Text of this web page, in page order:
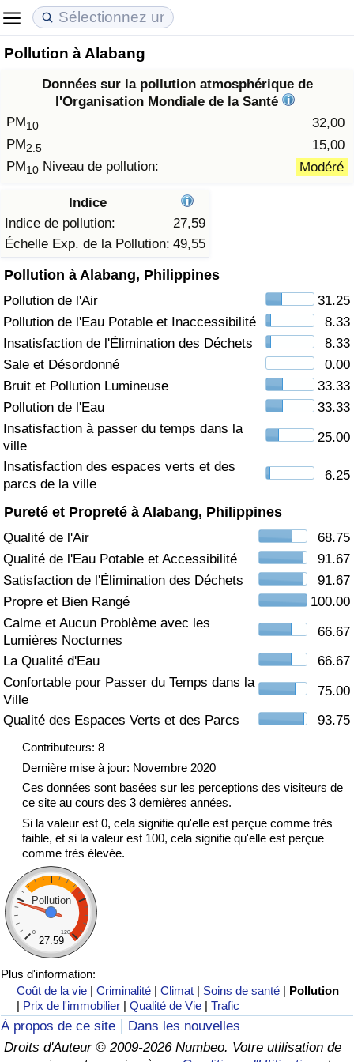
Pollution à Alabang
Données sur la pollution atmosphérique de
l'Organisation Mondiale de la Santé
PM10
32,00
PM2.5
15,00
PM10 Niveau de pollution: Modéré
Indice
Indice de pollution:
27,59
Échelle Exp. de la Pollution: 49,55
Pollution à Alabang, Philippines
Pollution de l'Air
31.25
Pollution de l'Eau Potable et Inaccessibilité
8.33
Insatisfaction de l'Élimination des Déchets
8.33
Sale et Désordonné
0.00
Bruit et Pollution Lumineuse
33.33
Pollution de l'Eau
33.33
Insatisfaction à passer du temps dans la
ville
25.00
Insatisfaction des espaces verts et des
parcs de la ville
6.25
Pureté et Propreté à Alabang, Philippines
Qualité de l'Air
68.75
Qualité de l'Eau Potable et Accessibilité
91.67
Satisfaction de l'Élimination des Déchets
91.67
Propre et Bien Rangé
100.00
Calme et Aucun Problème avec les
Lumières Nocturnes
66.67
La Qualité d'Eau
66.67
Confortable pour Passer du Temps dans la
Ville
75.00
Qualité des Espaces Verts et des Parcs
93.75
Contributeurs: 8
Dernière mise à jour: Novembre 2020
Ces données sont basées sur les perceptions des visiteurs de
ce site au cours des 3 dernières années.
Si la valeur est 0, cela signifie qu'elle est perçue comme très
faible, et si la valeur est 100, cela signifie qu'elle est perçue
comme très élevée.
Pollution
0 120
27.59
Plus d'information:
Coût de la vie |Criminalité |Climat | Soins de santé | Pollution
| Prix de l'immobilier |Qualité de Vie |Trafic
À propos de ce site
Dans les nouvelles
Droits d'Auteur © 2009-2026 Numbeo. Votre utilisation de
Coût de la vie
Indice du Coût de la Vie (Actuel)
Indice du Coût de la Vie
à Akaba
Prix de l'immobilier
Indice des Prix de l'immobilier (Actuel)
Indice des Prix de l'immobilier
Qualité de Vie
Indice de Qualité de Vie
Indice de Qualité de Vie (Actuel)
Criminalité
Indice de Criminalité (Actuel)
Indice de Criminalité
Indice de criminalité par pays
Soins de santé
Indice des soins de santé (Actuel)
Indice des soins de santé
Indice des soins de santé par Pays
Pollution
Indice de Pollution (Actuel)
Indice de pollution
Indice de Pollution par Pays
Trafic
Indice de Trafic
Indice de Trafic (Actuel)
Indice de Trafic par Pays